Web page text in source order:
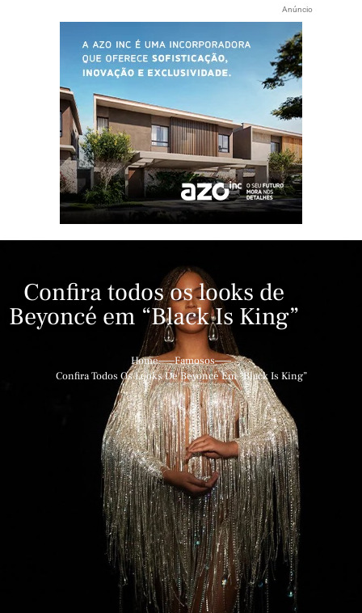
Anúncio
Confira todos os looks de
Beyoncé em “Black Is King”
Home
Famosos
Confira Todos Os Looks De Beyoncé Em “Black Is King”